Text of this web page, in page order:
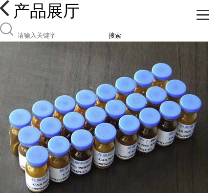
产品展厅
搜索